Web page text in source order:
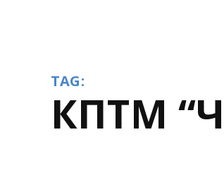
TAG:
КПТМ